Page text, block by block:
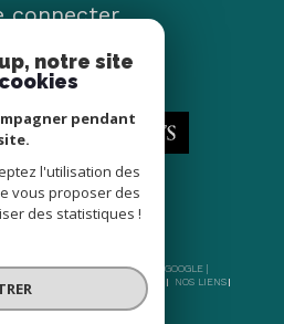
connecter
Nous
| TRADUCTION POWERED BY GOOGLE |
ADMIN
NOS LIENS
RGPD
notre site
pendant
l'utilisation des
vous proposer des
des statistiques !